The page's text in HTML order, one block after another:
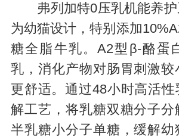
弗列加特0压乳机能养护
为幼猫设计，特别添加
糖全脂牛乳。A2型β-酪蛋
乳，消化产物对肠胃刺激较
更舒适。通过48小时高活
解工艺，将乳糖双糖分子分
半乳糖小分子单糖，缓解幼